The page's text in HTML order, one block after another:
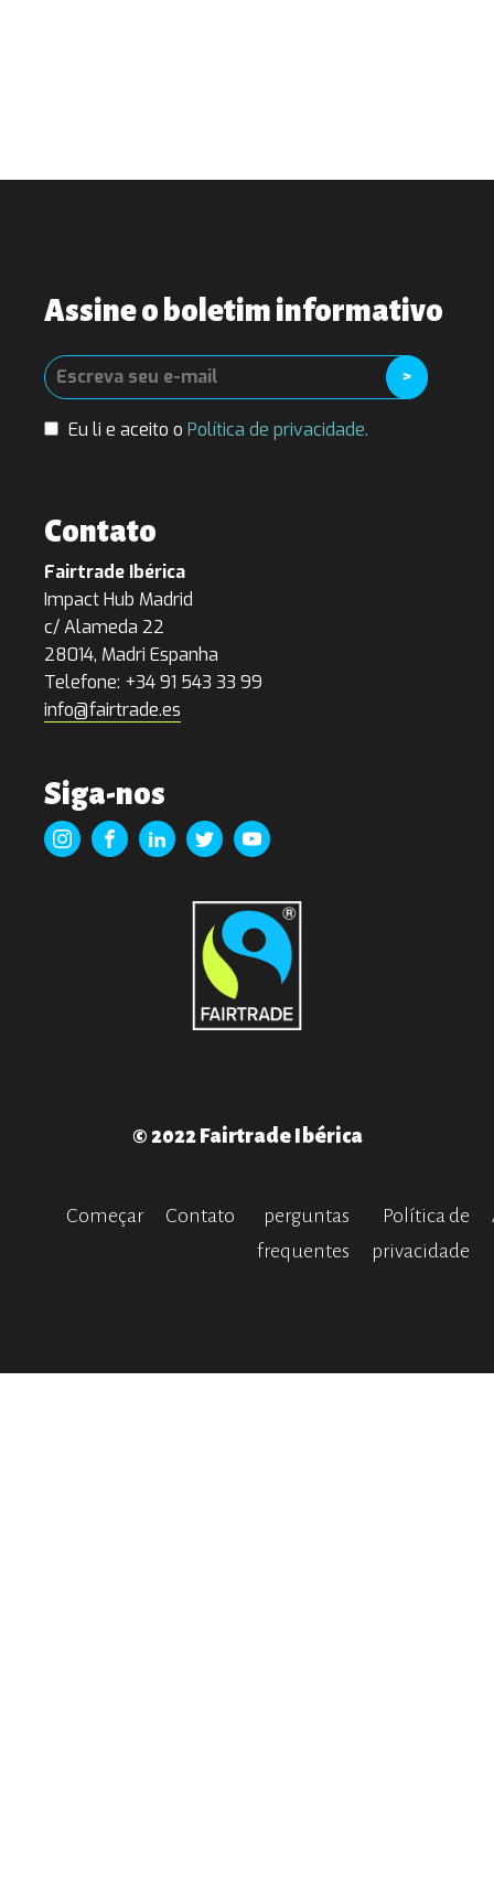
Assine o boletim informativo
Eu li e aceito o Política de privacidade.
Contato
Fairtrade Ibérica
Impact Hub Madrid
c/ Alameda 22
28014, Madri Espanha
Telefone: +34 91 543 33 99
info@fairtrade.es
Siga-nos
© 2022 Fairtrade Ibérica
Começar Contato
perguntas
frequentes
Política de
privacidade